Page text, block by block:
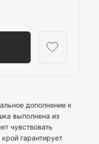
дополнение к
выполнена из
чувствовать
гарантирует